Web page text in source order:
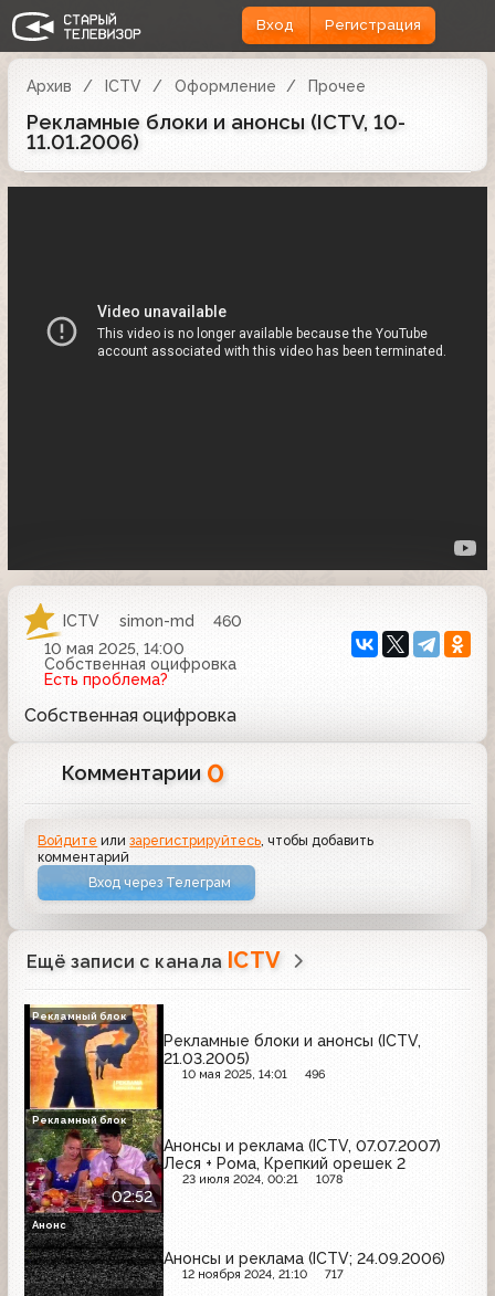
Вход Регистрация
Архив ICTV Оформление Прочее
Рекламные блоки и анонсы (ICTV, 10-
11.01.2006)
ICTV simon-md
460
10 мая 2025, 14:00
Собственная оцифровка
Есть проблема?
Собственная оцифровка
Комментарии 0
Войдите илизарегистрируйтесь , чтобы добавить
комментарий
Вход через Телеграм
Ещё записи с канала ICTV
Рекламные блоки и анонсы (ICTV,
21.03.2005)
10 мая 2025, 14:01 496
Рекламный блок
02:52
Анонсы и реклама (ICTV, 07.07.2007)
Леся + Рома, Крепкий орешек 2
23 июля 2024, 00:21 1078
Рекламный блок
Анонсы и реклама (ICTV; 24.09.2006)
12 ноября 2024, 21:10 717
Анонс